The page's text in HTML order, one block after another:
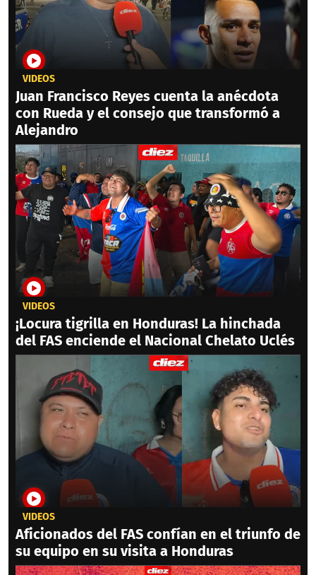
VIDEOS
Juan Francisco Reyes cuenta la anécdota
con Rueda y el consejo que transformó a
Alejandro
VIDEOS
¡Locura tigrilla en Honduras! La hinchada
del FAS enciende el Nacional Chelato Uclés
VIDEOS
Aficionados del FAS confían en el triunfo de
su equipo en su visita a Honduras